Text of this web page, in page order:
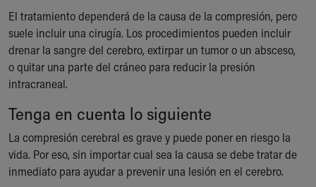
Cincinnati Children's
Your Visit
MyChart Telehealth Visits
Directions
Doggie Brigade
Financial Services
Rest Accommodations
Visiting
Gift Shop
Department of Public Safety
El tratamiento dependerá de la causa de la compresión, pero
suele incluir una cirugía. Los procedimientos pueden incluir
drenar la sangre del cerebro, extirpar un tumor o un absceso,
o quitar una parte del cráneo para reducir la presión
intracraneal.
Tenga en cuenta lo siguiente
La compresión cerebral es grave y puede poner en riesgo la
vida. Por eso, sin importar cual sea la causa se debe tratar de
inmediato para ayudar a prevenir una lesión en el cerebro.